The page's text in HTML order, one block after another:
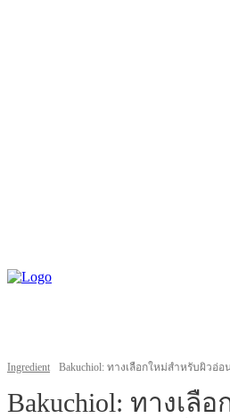
Ingredient Bakuchiol: ทางเลือกใหม่สำหรับผิวอ่อ
Bakuchiol: ทางเลื